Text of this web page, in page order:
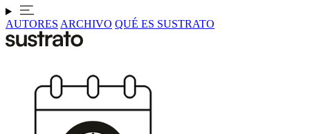
AUTORES ARCHIVO QUÉ ES SUSTRATO